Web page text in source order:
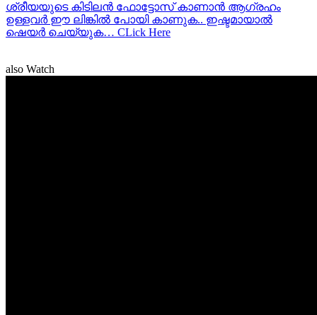
ശ്രീയയുടെ കിടിലന്‍ ഫോട്ടോസ് കാണാന്‍ ആഗ്രഹം
ഉള്ളവര്‍ ഈ ലിങ്കില്‍ പോയി കാണുക.. ഇഷ്ടമായാല്‍
ഷെയര്‍ ചെയ്യുക… CLick Here
also Watch